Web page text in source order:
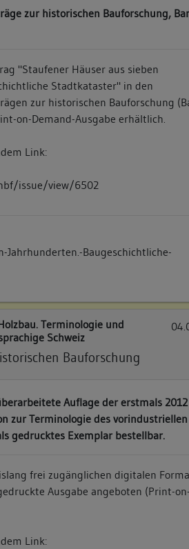
zur historischen Bauforschung,
"Staufener Häuser aus sieben
Stadtkataster" in den
zur historischen Bauforschung
on-Demand-Ausgabe erhältlich.
Link:
issue/view/6502
Jahrhunderten.-Baugeschichtliche-
Terminologie und
Schweiz
Bauforschung
Auflage der erstmals 2012
zur Terminologie des vorindustriellen
gedrucktes Exemplar bestellbar.
frei zugänglichen digitalen
Ausgabe angeboten (Print-on-
Link: